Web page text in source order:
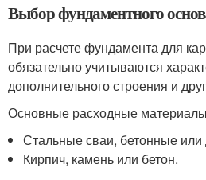
Выбор фундаментного
При расчете фундамента для
обязательно учитываются
дополнительного строения и
Основные расходные
Стальные сваи, бетонные
Кирпич, камень или бетон.